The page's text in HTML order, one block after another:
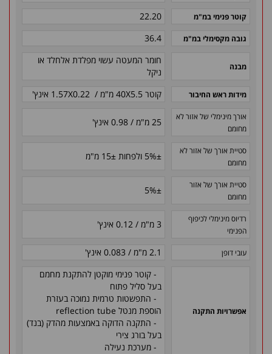
קוטר פנימי במ"מ 22.20
גובה מקסימלי במ"מ 36.4
מבנה
חומר המעטה עשוי מפלדת אלחלד או
ניקל
מידות ראש החיבור קוטר 40X5.5 מ"מ / 1.57X0.22 אינץ'
אורך מינימלי של אזור לא
מחומם
25 מ"מ / 0.98 אינץ'
סטיית אורך של אזור לא
מחומם
±5% ולפחות ±15 מ"מ
סטיית אורך של אזור
מחומם
±
5%
רדיוס מינימלי לכיפוף
הפנימי
3 מ"מ / 0.12 אינץ'
עובי דופן 2.1 מ"מ / 0.083 אינץ'
אפשרויות התקנה
- קוטר פנימי מוקטן להתקנת מחמם
בעל סליל פתוח
- התפשטות טרמית נמוכה בעזרת
הוספת מנטל reflection tube
- התקנה הדוקה באמצעות מהדק (בנד)
בעל בורג צירי
- מערכת נעילה